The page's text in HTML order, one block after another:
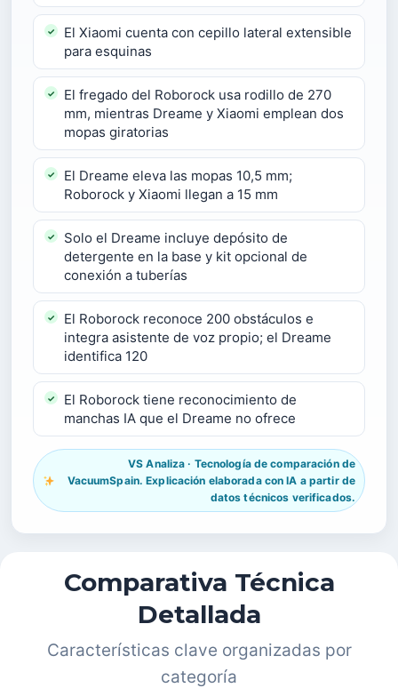
El Xiaomi cuenta con cepillo lateral extensible
para esquinas
El fregado del Roborock usa rodillo de 270
mm, mientras Dreame y Xiaomi emplean dos
mopas giratorias
El Dreame eleva las mopas 10,5 mm;
Roborock y Xiaomi llegan a 15 mm
Solo el Dreame incluye depósito de
detergente en la base y kit opcional de
conexión a tuberías
El Roborock reconoce 200 obstáculos e
integra asistente de voz propio; el Dreame
identifica 120
El Roborock tiene reconocimiento de
manchas IA que el Dreame no ofrece
VS Analiza · Tecnología de comparación de
VacuumSpain. Explicación elaborada con IA a partir de
datos técnicos verificados.
Comparativa Técnica
Detallada
Características clave organizadas por
categoría